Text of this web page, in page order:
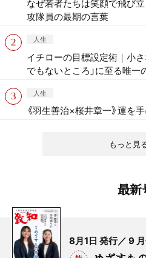
もっと見
なぜ若者たちは笑顔で飛び
攻隊員の最期の言葉
人生
イチローの目標設定術｜小
でもないところ」に至る唯一
人生
《羽生善治×桜井章一》運を
最新
8月1日 発行／ 9